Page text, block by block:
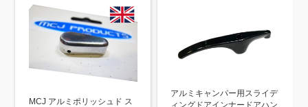
MCJ アルミポリッシュド ス
アルミキャンパー用スライデ
ィングドアインナードアハン